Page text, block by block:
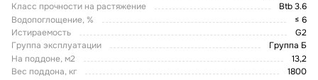
Класс прочности на растяжение
Btb 3.6
Водопоглощение, %
≤ 6
Истираемость
G2
Группа эксплуатации
Группа Б
На поддоне, м2
13,2
Вес поддона, кг
1800